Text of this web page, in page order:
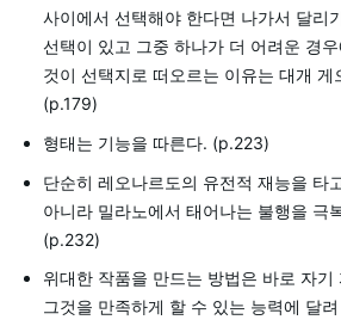
사이에서 선택해야 한다면 나가서 달리
선택이 있고 그중 하나가 더 어려운 경
것이 선택지로 떠오르는 이유는 대개 게
(p.179)
형태는 기능을 따른다. (p.223)
단순히 레오나르도의 유전적 재능을 타
아니라 밀라노에서 태어나는 불행을 극
(p.232)
위대한 작품을 만드는 방법은 바로 자
그것을 만족하게 할 수 있는 능력에 달